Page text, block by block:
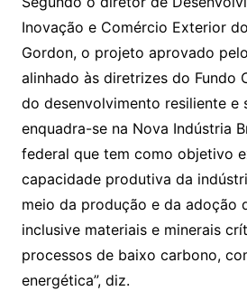
Inovação e Comércio Exterior
Gordon, o projeto aprovado
alinhado às diretrizes do Fundo
do desenvolvimento resiliente e
enquadra-se na Nova Indústria
federal que tem como objetivo
capacidade produtiva da
meio da produção e da adoção
inclusive materiais e minerais
processos de baixo carbono,
energética”, diz.